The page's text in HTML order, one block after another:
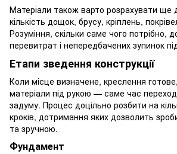
Матеріали також варто розрахувати ще
кількість дощок, брусу, кріплень,
Розуміння, скільки саме чого потрібно,
перевитрат і непередбачених зупинок
Етапи зведення конструкції
Коли місце визначене, креслення готове,
матеріали під рукою — саме час
задуму. Процес доцільно розбити на
кроків, дотримання яких дозволить
та зручною.
Фундамент